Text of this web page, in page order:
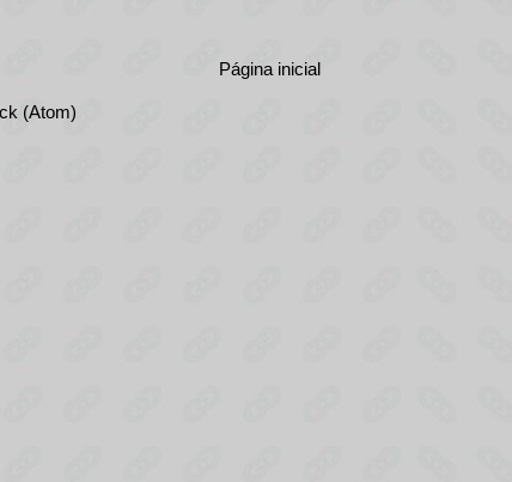
Página inicial
(Atom)